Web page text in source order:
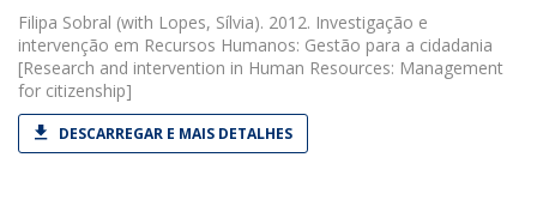
Filipa Sobral (with Lopes, Sílvia). 2012. Investigação e
intervenção em Recursos Humanos: Gestão para a cidadania
[Research and intervention in Human Resources: Management
for citizenship]
DESCARREGAR E MAIS DETALHES